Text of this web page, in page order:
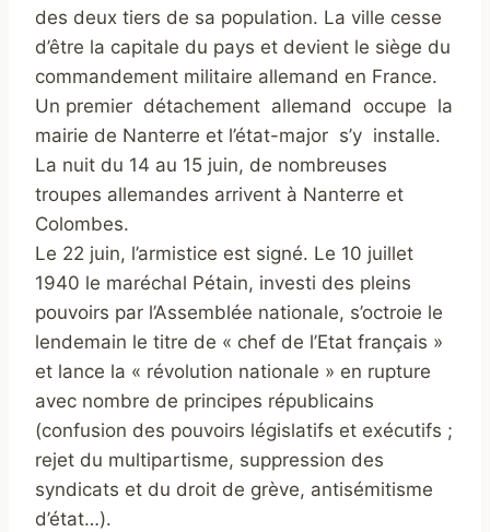
des deux tiers de sa population. La ville cesse
d’être la capitale du pays et devient le siège du
commandement militaire allemand en France.
Un premier détachement allemand occupe la
mairie de Nanterre et l’état-major s’y installe.
La nuit du 14 au 15 juin, de nombreuses
troupes allemandes arrivent à Nanterre et
Colombes.
Le 22 juin, l’armistice est signé. Le 10 juillet
1940 le maréchal Pétain, investi des pleins
pouvoirs par l’Assemblée nationale, s’octroie le
lendemain le titre de « chef de l’Etat français »
et lance la « révolution nationale » en rupture
avec nombre de principes républicains
(confusion des pouvoirs législatifs et exécutifs ;
rejet du multipartisme, suppression des
syndicats et du droit de grève, antisémitisme
d’état…).